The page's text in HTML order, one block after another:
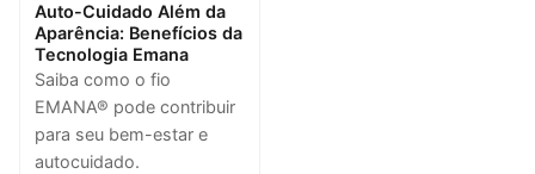
Auto-Cuidado Além da
Aparência: Benefícios da
Tecnologia Emana
Saiba como o fio
EMANA® pode contribuir
para seu bem-estar e
autocuidado.